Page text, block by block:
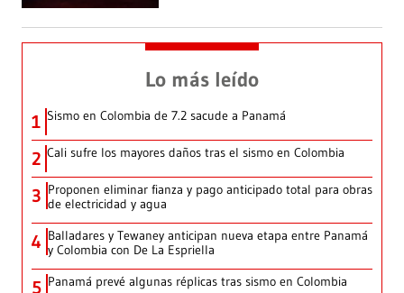
Lo más leído
1 Sismo en Colombia de 7.2 sacude a Panamá
2 Cali sufre los mayores daños tras el sismo en Colombia
3 Proponen eliminar fianza y pago anticipado total para obras
de electricidad y agua
4 Balladares y Tewaney anticipan nueva etapa entre Panamá
y Colombia con De La Espriella
5 Panamá prevé algunas réplicas tras sismo en Colombia